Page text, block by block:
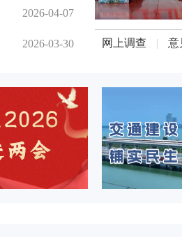
2026-04-07
2026-03-30 网上调查 | 意